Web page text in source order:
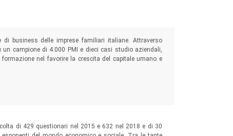
business delle imprese familiari italiane. Attraverso
campione di 4.000 PMI e dieci casi studio aziendali,
nel favorire la crescita del capitale umano e
di 429 questionari nel 2015 e 632 nel 2018 e di 30